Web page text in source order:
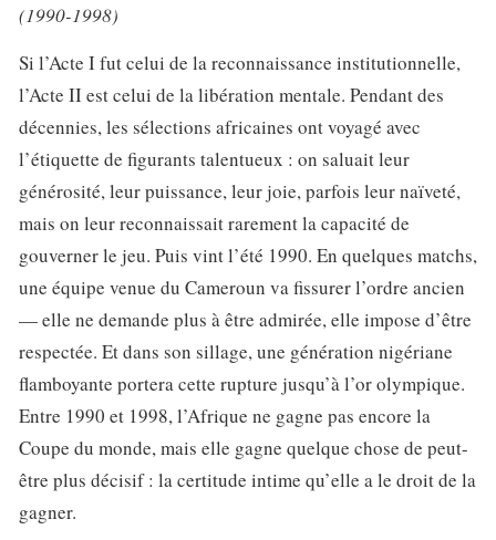
(1990-1998)
Si l’Acte I fut celui de la reconnaissance institutionnelle,
l’Acte II est celui de la libération mentale. Pendant des
décennies, les sélections africaines ont voyagé avec
l’étiquette de figurants talentueux : on saluait leur
générosité, leur puissance, leur joie, parfois leur naïveté,
mais on leur reconnaissait rarement la capacité de
gouverner le jeu. Puis vint l’été 1990. En quelques matchs,
une équipe venue du Cameroun va fissurer l’ordre ancien
— elle ne demande plus à être admirée, elle impose d’être
respectée. Et dans son sillage, une génération nigériane
flamboyante portera cette rupture jusqu’à l’or olympique.
Entre 1990 et 1998, l’Afrique ne gagne pas encore la
Coupe du monde, mais elle gagne quelque chose de peut-
être plus décisif : la certitude intime qu’elle a le droit de la
gagner.